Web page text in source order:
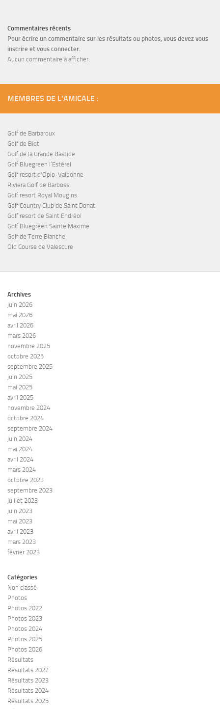
Commentaires récents
Pour écrire un commentaire sur les résultats ou photos, vous devez vous
inscrire et vous connecter.
Aucun commentaire à afficher.
MEMBRES DE L'AMICALE :
Golf de Barbaroux
Golf de Biot
Golf de la Grande Bastide
Golf Bluegreen l’Estérel
Golf resort d'Opio-Valbonne
Riviera Golf de Barbossi
Golf resort Royal Mougins
Golf Country Club de Saint Donat
Golf resort de Saint Endréol
Golf Bluegreen Sainte Maxime
Golf de Terre Blanche
Old Course de Valescure
Archives
juin 2026
mai 2026
avril 2026
mars 2026
novembre 2025
octobre 2025
septembre 2025
juin 2025
mai 2025
avril 2025
novembre 2024
octobre 2024
septembre 2024
juin 2024
mai 2024
avril 2024
mars 2024
octobre 2023
septembre 2023
juillet 2023
juin 2023
mai 2023
avril 2023
mars 2023
février 2023
Catégories
Non classé
Photos
Photos 2022
Photos 2023
Photos 2024
Photos 2025
Photos 2026
Résultats
Résultats 2022
Résultats 2023
Résultats 2024
Résultats 2025